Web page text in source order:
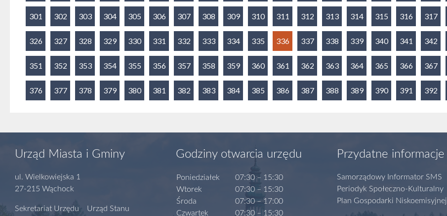
301 302 303 304 305 306 307 308 309 310 311 312 313 314 315 316 317
326 327 328 329 330 331 332 333 334 335 336 337 338 339 340 341 342
351 352 353 354 355 356 357 358 359 360 361 362 363 364 365 366 367
376 377 378 379 380 381 382 383 384 385 386 387 388 389 390 391 392
Urząd Miasta i Gminy
ul. Wielkowiejska 1
27-215 Wąchock
Sekretariat Urzędu Urząd Stanu
Godziny otwarcia urzędu
Poniedziałek
Wtorek
Środa
Czwartek
07:30 – 15:30
07:30 – 15:30
07:30 – 17:00
07:30 – 15:30
Przydatne informacje
Samorządowy Informator SMS
Periodyk Społeczno-Kulturalny
Plan Gospodarki Niskoemisyjnej